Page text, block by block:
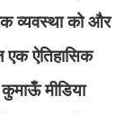
व्यवस्था को और
ऐतिहासिक
मीडिया